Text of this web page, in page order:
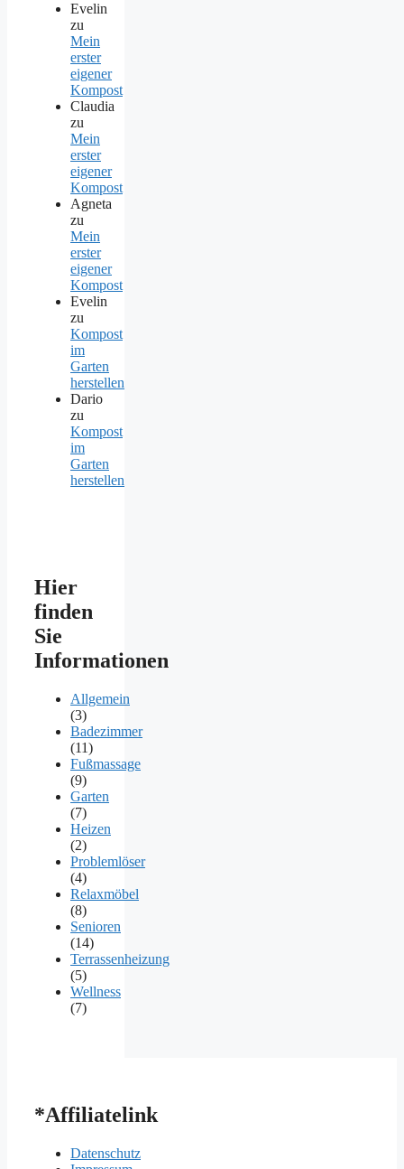
Evelin
zu
Mein
erster
eigener
Kompost
Claudia
zu
Mein
erster
eigener
Kompost
Agneta
zu
Mein
erster
eigener
Kompost
Evelin
zu
Kompost
im
Garten
herstellen
Dario
zu
Kompost
im
Garten
herstellen
Hier
finden
Sie
Informationen
Allgemein
(3)
Badezimmer
(11)
Fußmassage
(9)
Garten
(7)
Heizen
(2)
Problemlöser
(4)
Relaxmöbel
(8)
Senioren
(14)
Terrassenheizung
(5)
Wellness
(7)
*Affiliatelink
Datenschutz